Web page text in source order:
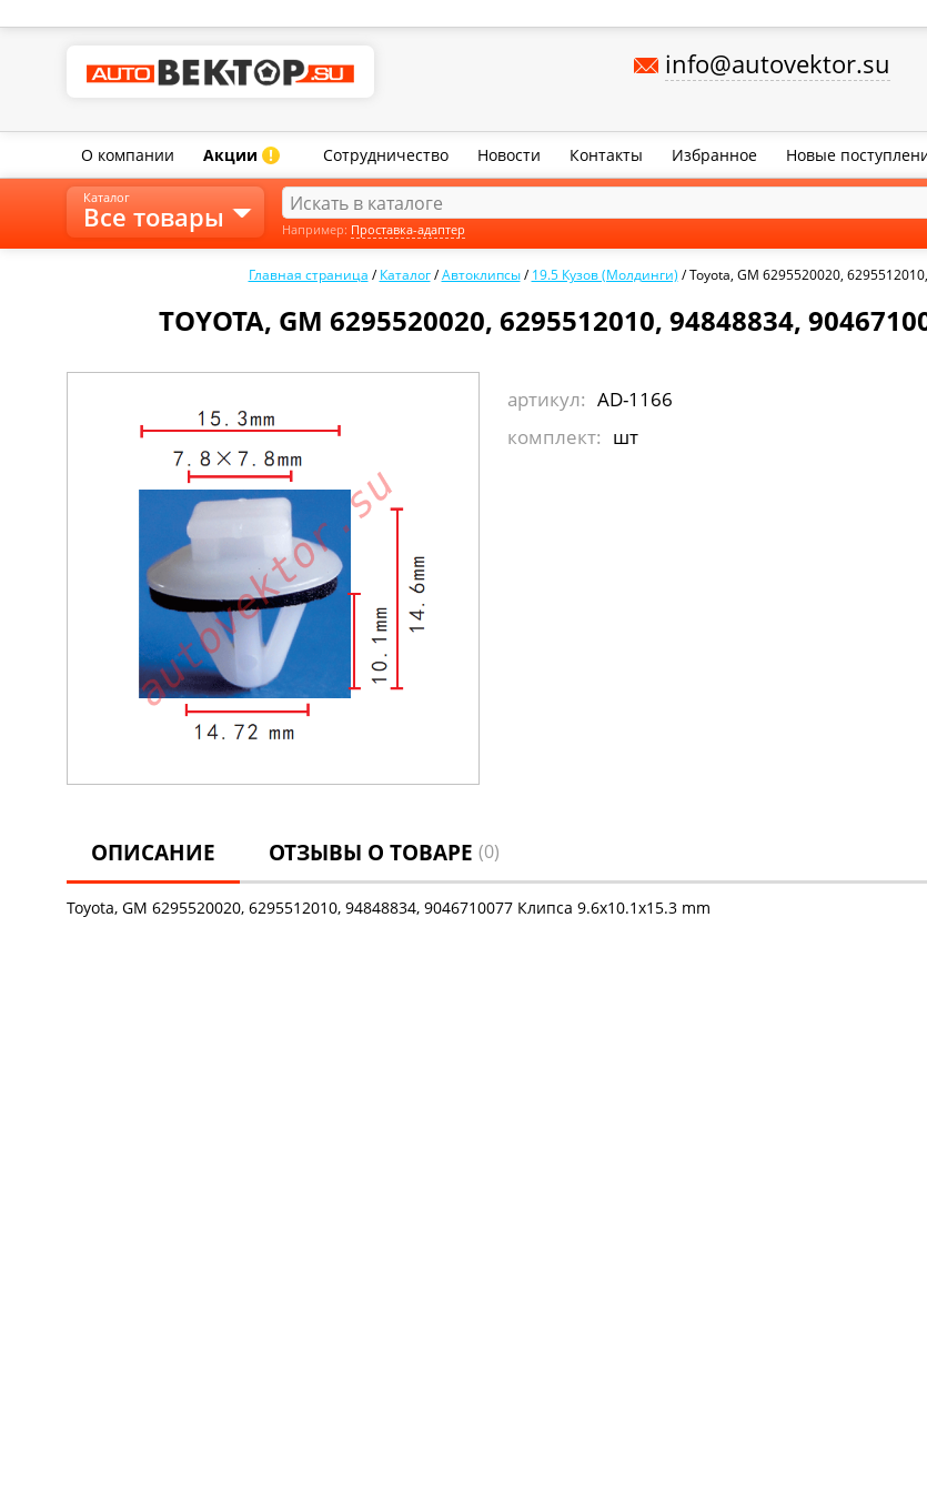
info@autovektor.su
О компании Акции ! Сотрудничество Новости Контакты Избранное Новые
Главная страница /Каталог /Автоклипсы /19.5 Кузов (Молдинги) /Toyota, GM 6295520020,
TOYOTA, GM 6295520020, 6295512010, 94848834,
артикул: AD-1166
комплект: шт
ОПИСАНИЕ ОТЗЫВЫ О ТОВАРЕ (0)
Toyota, GM 6295520020, 6295512010, 94848834, 9046710077 Клипса 9.6x10.1x15.3 mm
Каталог
Все товары Например: Проставка-адаптер